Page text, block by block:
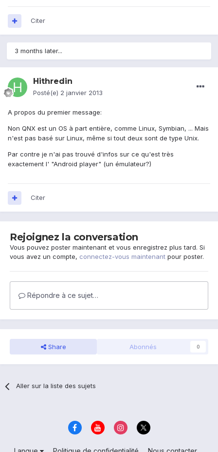
Citer
3 months later...
Hithredin
Posté(e) 2 janvier 2013
A propos du premier message:
Non QNX est un OS à part entière, comme Linux, Symbian, ... Mais
n'est pas basé sur Linux, même si tout deux sont de type Unix.
Par contre je n'ai pas trouvé d'infos sur ce qu'est très
exactement l' "Android player" (un émulateur?)
Citer
Rejoignez la conversation
Vous pouvez poster maintenant et vous enregistrez plus tard. Si
vous avez un compte, connectez-vous maintenant pour poster.
Répondre à ce sujet…
Share Abonnés 0
Aller sur la liste des sujets